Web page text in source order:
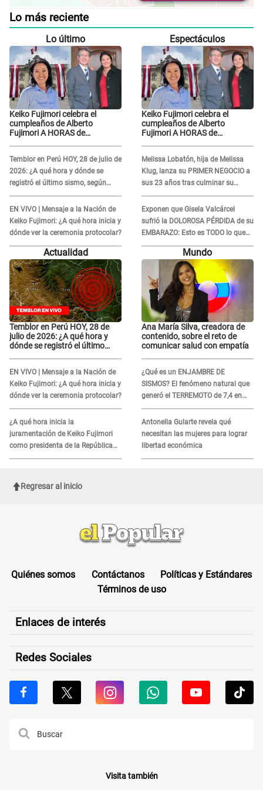
Lo más reciente
Lo último
Keiko Fujimori celebra el
cumpleaños de Alberto
Fujimori A HORAS de
Temblor en Perú HOY, 28 de julio de
2026: ¿A qué hora y dónde se
registró el último sismo, según
IGP?
EN VIVO | Mensaje a la Nación de
Keiko Fujimori: ¿A qué hora inicia y
dónde ver la ceremonia protocolar?
Espectáculos
Keiko Fujimori celebra el
cumpleaños de Alberto
Fujimori A HORAS de
Melissa Lobatón, hija de Melissa
Klug, lanza su PRIMER NEGOCIO a
sus 23 años tras culminar su
PRESTIGIOSA carrera
Exponen que Gisela Valcárcel
sufrió la DOLOROSA PÉRDIDA de su
EMBARAZO: Esto es TODO lo que
se sabe
Actualidad
Temblor en Perú HOY, 28 de
julio de 2026: ¿A qué hora y
dónde se registró el último
EN VIVO | Mensaje a la Nación de
Keiko Fujimori: ¿A qué hora inicia y
dónde ver la ceremonia protocolar?
¿A qué hora inicia la
juramentación de Keiko Fujimori
como presidenta de la República
para el período 2026-2030?
Mundo
Ana María Silva, creadora de
contenido, sobre el reto de
comunicar salud con empatía
¿Qué es un ENJAMBRE DE
SISMOS? El fenómeno natural que
generó el TERREMOTO de 7,4 en
México y en otros 2 países de
Sudamérica
Antonella Gularte revela qué
necesitan las mujeres para lograr
libertad económica
Regresar al inicio
Quiénes somos Contáctanos
Políticas y Estándares
Términos de uso
Enlaces de interés
Redes Sociales
Visita también